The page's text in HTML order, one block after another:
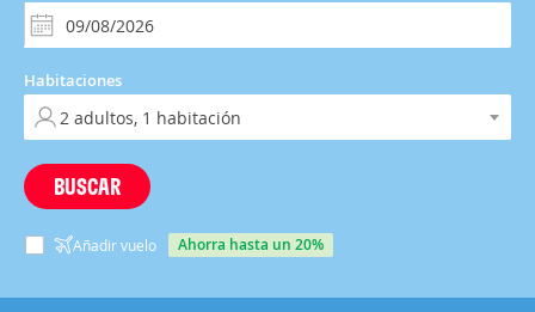
Habitaciones
BUSCAR
Añadir vuelo ahorra hasta un 20%